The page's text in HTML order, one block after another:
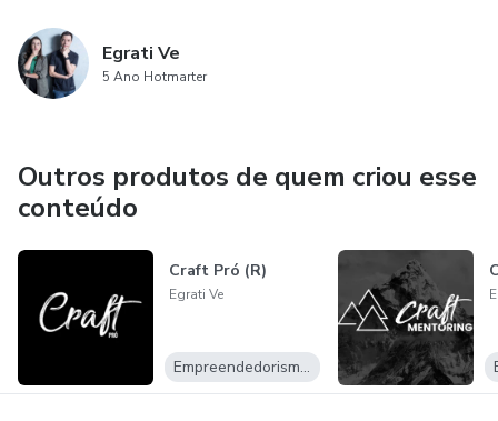
comprometimento maior com o seu negócio e estará mais
preparado para enfrentar os desafios que surgirem no
caminho.
Egrati Ve
5 Ano Hotmarter
Outros produtos de quem criou esse
conteúdo
Craft Pró (R)
Egrati Ve
Empreendedorismo Digital